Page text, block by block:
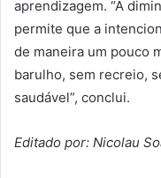
aprendizagem. “A
permite que a
de maneira um pouco
barulho, sem recreio,
saudável”, conclui.
Editado por: Nicolau